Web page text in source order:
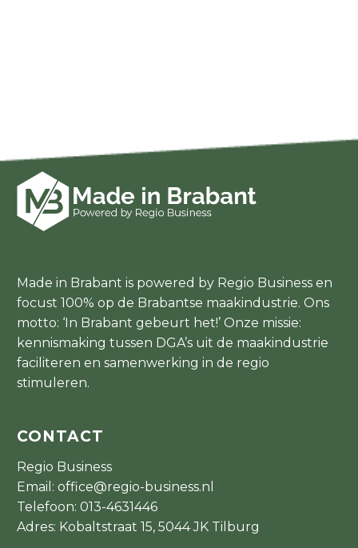
Made in Brabant is powered by Regio Business en
focust 100% op de Brabantse maakindustrie. Ons
motto: ‘In Brabant gebeurt het!’ Onze missie:
kennismaking tussen DGA’s uit de maakindustrie
faciliteren en samenwerking in de regio
stimuleren.
CONTACT
Regio Business
Email: office@regio-business.nl
Telefoon: 013-4631446
Adres: Kobaltstraat 15, 5044 JK Tilburg